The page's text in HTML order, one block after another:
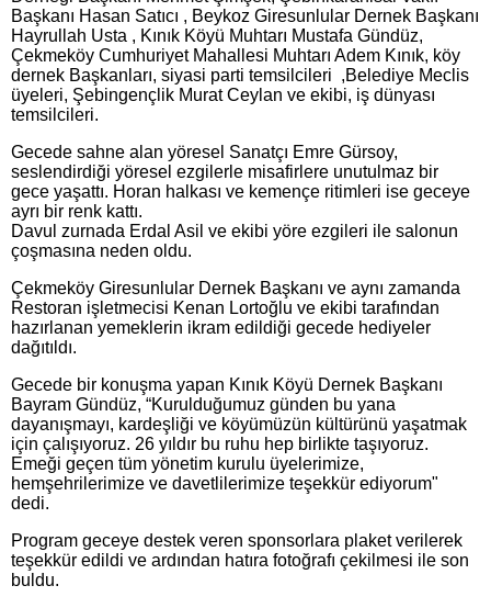
Başkanı Hasan Satıcı , Beykoz Giresunlular Dernek Başkanı
Hayrullah Usta , Kınık Köyü Muhtarı Mustafa Gündüz,
Çekmeköy Cumhuriyet Mahallesi Muhtarı Adem Kınık, köy
dernek Başkanları, siyasi parti temsilcileri ,Belediye Meclis
üyeleri, Şebingençlik Murat Ceylan ve ekibi, iş dünyası
temsilcileri.
Gecede sahne alan yöresel Sanatçı Emre Gürsoy,
seslendirdiği yöresel ezgilerle misafirlere unutulmaz bir
gece yaşattı. Horan halkası ve kemençe ritimleri ise geceye
ayrı bir renk kattı.
Davul zurnada Erdal Asil ve ekibi yöre ezgileri ile salonun
çoşmasına neden oldu.
Çekmeköy Giresunlular Dernek Başkanı ve aynı zamanda
Restoran işletmecisi Kenan Lortoğlu ve ekibi tarafından
hazırlanan yemeklerin ikram edildiği gecede hediyeler
dağıtıldı.
Gecede bir konuşma yapan Kınık Köyü Dernek Başkanı
Bayram Gündüz, “Kurulduğumuz günden bu yana
dayanışmayı, kardeşliği ve köyümüzün kültürünü yaşatmak
için çalışıyoruz. 26 yıldır bu ruhu hep birlikte taşıyoruz.
Emeği geçen tüm yönetim kurulu üyelerimize,
hemşehrilerimize ve davetlilerimize teşekkür ediyorum"
dedi.
Program geceye destek veren sponsorlara plaket verilerek
teşekkür edildi ve ardından hatıra fotoğrafı çekilmesi ile son
buldu.